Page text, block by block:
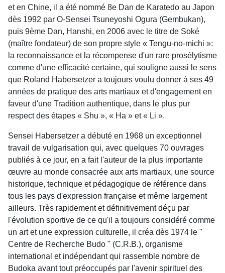
et en Chine, il a été nommé 8e Dan de Karatedo au Japon
dès 1992 par O-Sensei Tsuneyoshi Ogura (Gembukan),
puis 9ème Dan, Hanshi, en 2006 avec le titre de Soké
(maître fondateur) de son propre style « Tengu-no-michi »:
la reconnaissance et la récompense d'un rare prosélytisme
comme d'une efficacité certaine, qui souligne aussi le sens
que Roland Habersetzer a toujours voulu donner à ses 49
années de pratique des arts martiaux et d'engagement en
faveur d'une Tradition authentique, dans le plus pur
respect des étapes « Shu », « Ha » et « Li ».
Sensei Habersetzer a débuté en 1968 un exceptionnel
travail de vulgarisation qui, avec quelques 70 ouvrages
publiés à ce jour, en a fait l'auteur de la plus importante
œuvre au monde consacrée aux arts martiaux, une source
historique, technique et pédagogique de référence dans
tous les pays d'expression française et même largement
ailleurs. Très rapidement et définitivement déçu par
l'évolution sportive de ce qu'il a toujours considéré comme
un art et une expression culturelle, il créa dès 1974 le "
Centre de Recherche Budo " (C.R.B.), organisme
international et indépendant qui rassemble nombre de
Budoka avant tout préoccupés par l'avenir spirituel des